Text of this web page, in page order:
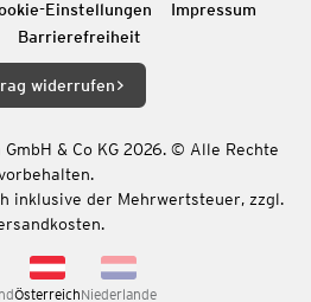
Einstellungen
Impressum
Barrierefreiheit
widerrufen
& Co KG 2026. © Alle Rechte
inklusive der Mehrwertsteuer, zzgl.
ÖsterreichNiederlande